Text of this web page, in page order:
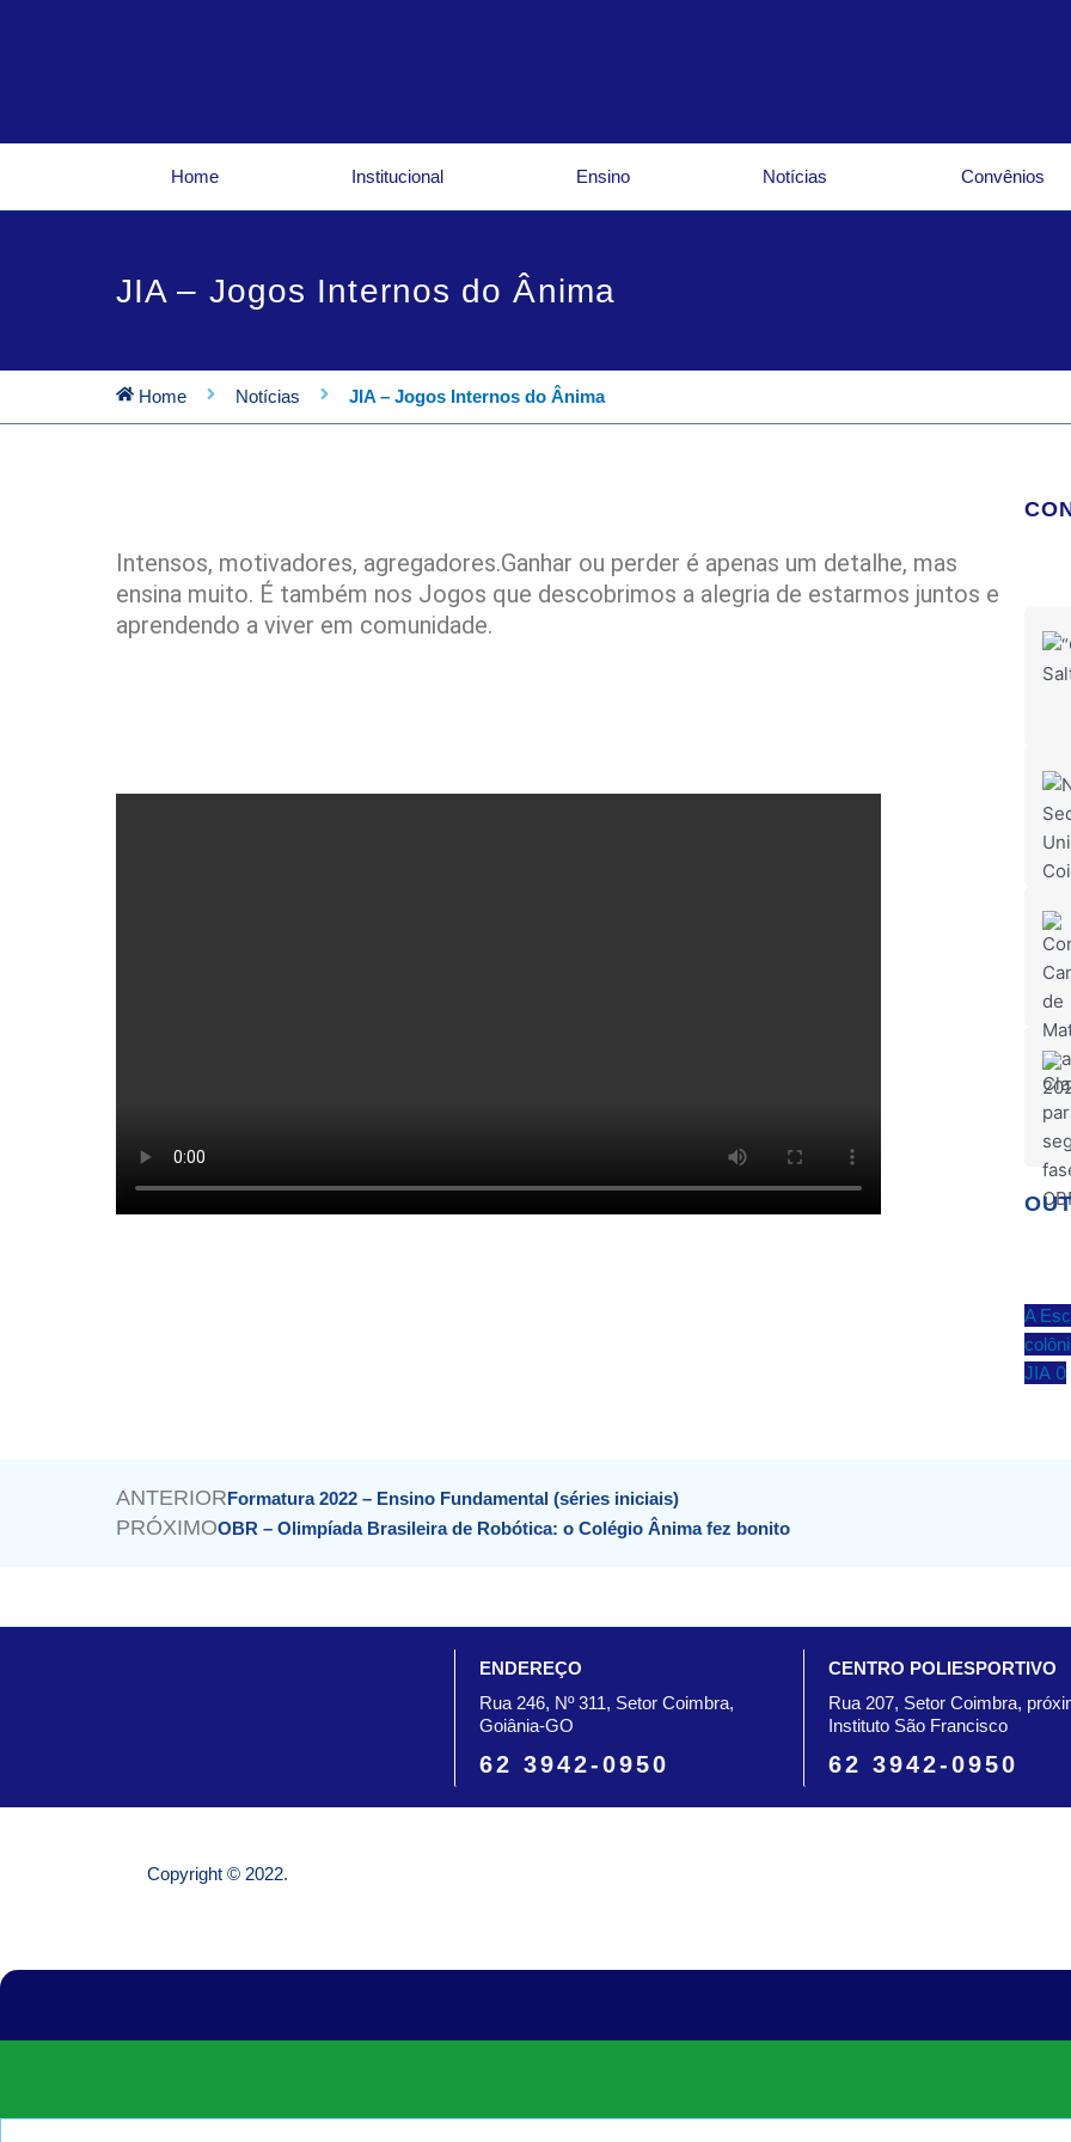
Home Institucional Ensino Notícias Convênios
JIA – Jogos Internos do Ânima
Home Notícias JIA – Jogos Internos do Ânima
Intensos, motivadores, agregadores.Ganhar ou perder é apenas um detalhe, mas
ensina muito. É também nos Jogos que descobrimos a alegria de estarmos juntos e
aprendendo a viver em comunidade.
A
JIA 0
Prev
ANTERIORFormatura 2022 – Ensino Fundamental (séries iniciais)
PRÓXIMOOBR – Olimpíada Brasileira de Robótica: o Colégio Ânima fez bonito
ENDEREÇO
Rua 246, Nº 311, Setor Coimbra,
Goiânia-GO
62 3942-0950
CENTRO POLIESPORTIVO
Rua 207, Setor Coimbra,
Instituto São Francisco
62 3942-0950
Copyright © 2022.